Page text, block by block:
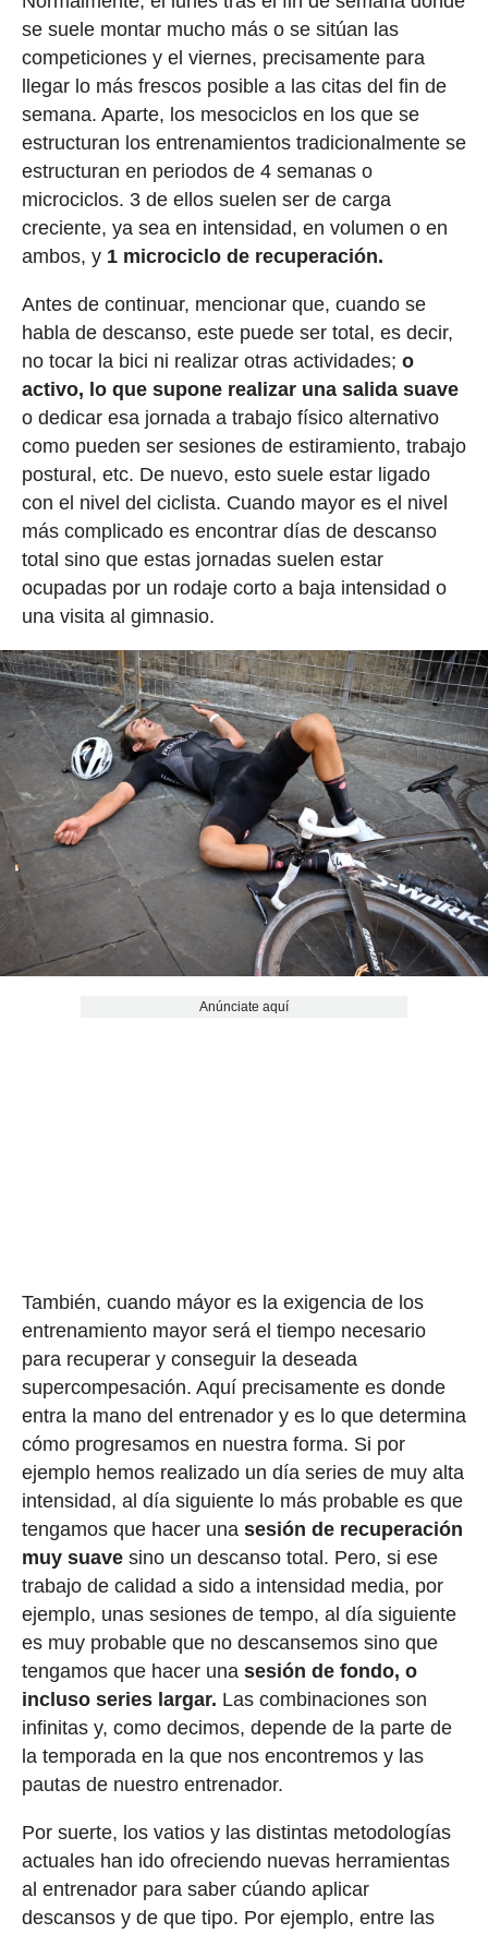
se suele montar mucho más o se sitúan las
competiciones y el viernes, precisamente para
llegar lo más frescos posible a las citas del fin de
semana. Aparte, los mesociclos en los que se
estructuran los entrenamientos tradicionalmente se
estructuran en periodos de 4 semanas o
microciclos. 3 de ellos suelen ser de carga
creciente, ya sea en intensidad, en volumen o en
ambos, y 1 microciclo de recuperación.
Antes de continuar, mencionar que, cuando se
habla de descanso, este puede ser total, es decir,
no tocar la bici ni realizar otras actividades; o
activo, lo que supone realizar una salida suave
o dedicar esa jornada a trabajo físico alternativo
como pueden ser sesiones de estiramiento, trabajo
postural, etc. De nuevo, esto suele estar ligado
con el nivel del ciclista. Cuando mayor es el nivel
más complicado es encontrar días de descanso
total sino que estas jornadas suelen estar
ocupadas por un rodaje corto a baja intensidad o
una visita al gimnasio.
Anúnciate aquí
También, cuando máyor es la exigencia de los
entrenamiento mayor será el tiempo necesario
para recuperar y conseguir la deseada
supercompesación. Aquí precisamente es donde
entra la mano del entrenador y es lo que determina
cómo progresamos en nuestra forma. Si por
ejemplo hemos realizado un día series de muy alta
intensidad, al día siguiente lo más probable es que
tengamos que hacer una sesión de recuperación
muy suavesino un descanso total. Pero, si ese
trabajo de calidad a sido a intensidad media, por
ejemplo, unas sesiones de tempo, al día siguiente
es muy probable que no descansemos sino que
tengamos que hacer una sesión de fondo, o
incluso series largar. Las combinaciones son
infinitas y, como decimos, depende de la parte de
la temporada en la que nos encontremos y las
pautas de nuestro entrenador.
Por suerte, los vatios y las distintas metodologías
actuales han ido ofreciendo nuevas herramientas
al entrenador para saber cúando aplicar
descansos y de que tipo. Por ejemplo, entre las